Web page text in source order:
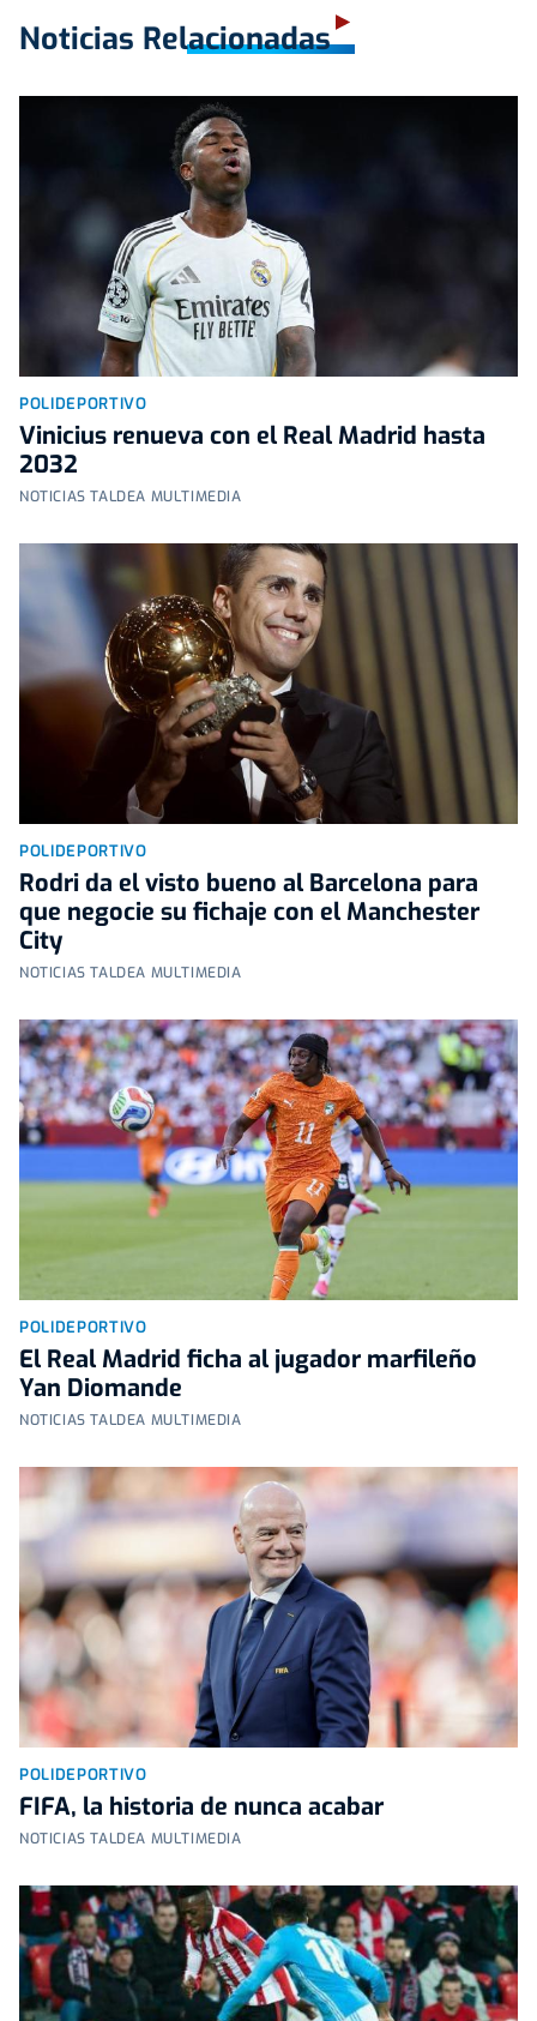
Noticias Relacionadas
POLIDEPORTIVO
Vinicius renueva con el Real Madrid hasta
2032
NOTICIAS TALDEA MULTIMEDIA
POLIDEPORTIVO
Rodri da el visto bueno al Barcelona para
que negocie su fichaje con el Manchester
City
NOTICIAS TALDEA MULTIMEDIA
POLIDEPORTIVO
El Real Madrid ficha al jugador marfileño
Yan Diomande
NOTICIAS TALDEA MULTIMEDIA
POLIDEPORTIVO
FIFA, la historia de nunca acabar
NOTICIAS TALDEA MULTIMEDIA